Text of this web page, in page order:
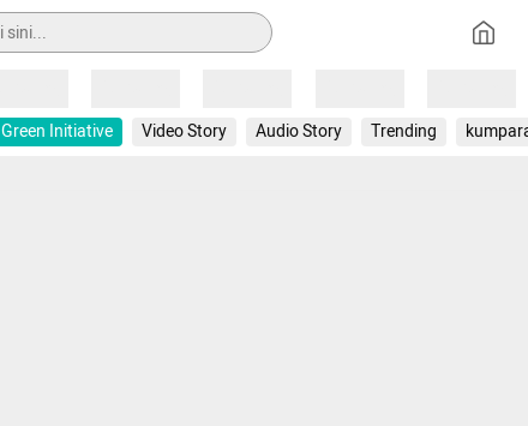
Green Initiative Video Story Audio Story Trending